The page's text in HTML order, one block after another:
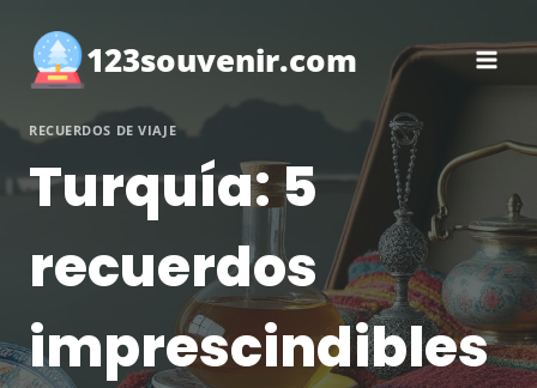
contenido 123souvenir.com
RECUERDOS DE VIAJE
Turquía: 5
recuerdos
imprescindibles